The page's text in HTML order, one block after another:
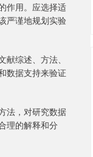
作用。应选择适
严谨地规划实验
综述、方法、
数据支持来验证
法，对研究数据
理的解释和分